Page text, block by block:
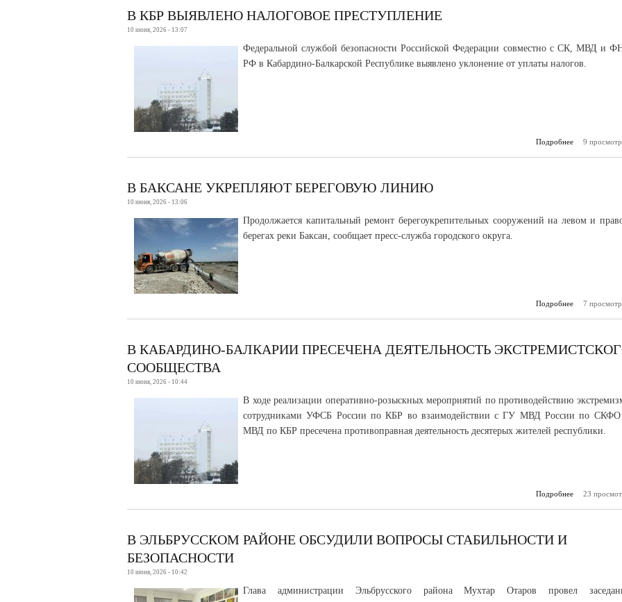
В КБР ВЫЯВЛЕНО НАЛОГОВОЕ ПРЕСТУПЛЕНИЕ
10 июня, 2026 - 13:07
Федеральной службой безопасности Российской Федерации совместно с СК, МВД и
РФ в Кабардино-Балкарской Республике выявлено уклонение от уплаты налогов.
Подробнее
о В КБР
9
В БАКСАНЕ УКРЕПЛЯЮТ БЕРЕГОВУЮ ЛИНИЮ
10 июня, 2026 - 13:06
Продолжается капитальный ремонт берегоукрепительных сооружений на левом и
берегах реки Баксан, сообщает пресс-служба городского округа.
Подробнее
о В
7
В КАБАРДИНО-БАЛКАРИИ ПРЕСЕЧЕНА ДЕЯТЕЛЬНОСТЬ
СООБЩЕСТВА
10 июня, 2026 - 10:44
В ходе реализации оперативно-розыскных мероприятий по противодействию
сотрудниками УФСБ России по КБР во взаимодействии с ГУ МВД России по
МВД по КБР пресечена противоправная деятельность десятерых жителей республики.
Подробнее
о В
23
В ЭЛЬБРУССКОМ РАЙОНЕ ОБСУДИЛИ ВОПРОСЫ СТАБИЛЬНОСТИ И
БЕЗОПАСНОСТИ
10 июня, 2026 - 10:42
Глава администрации Эльбрусского района Мухтар Отаров провел